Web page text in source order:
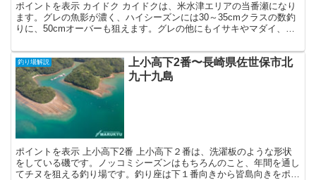
ポイントを表示 カイドク カイドクは、米水津エリアの当番瀬になり
ます。グレの魚影が濃く、ハイシーズンには30～35cmクラスの数釣
りに、50cmオーバーも狙えます。グレの他にもイサキやマダイ、ア
釣り場解説
上小高下2番〜長崎県佐世保市北
九十九島
ポイントを表示 上小高下2番 上小高下２番は、洗濯板のような形状
をしている磯です。ノッコミシーズンはもちろんのこと、年間を通し
てチヌを狙える釣り場です。釣り座は下１番向きから皆島向きをポイ